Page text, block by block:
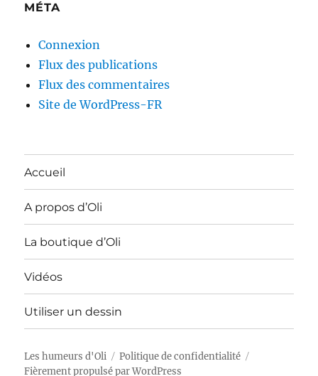
MÉTA
Connexion
Flux des publications
Flux des commentaires
Site de WordPress-FR
Accueil
A propos d’Oli
La boutique d’Oli
Vidéos
Utiliser un dessin
Les humeurs d'Oli
Politique de confidentialité
Fièrement propulsé par WordPress